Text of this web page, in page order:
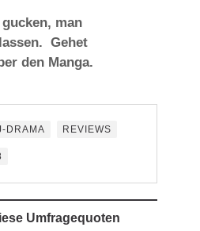
gucken, man
Gehet
den Manga.
DRAMA REVIEWS
Umfragequoten